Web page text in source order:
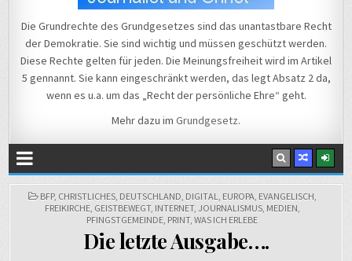
Michael Voß
Die Grundrechte des Grundgesetzes sind das unantastbare Recht
der Demokratie. Sie sind wichtig und müssen geschützt werden.
Diese Rechte gelten für jeden. Die Meinungsfreiheit wird im Artikel
5 gennannt. Sie kann eingeschränkt werden, das legt Absatz 2 da,
wenn es u.a. um das „Recht der persönliche Ehre“ geht.
Mehr dazu im Grundgesetz.
POSTED
IN
BFP, CHRISTLICHES, DEUTSCHLAND, DIGITAL, EUROPA, EVANGELISCH,
FREIKIRCHE, GEISTBEWEGT, INTERNET, JOURNALISMUS, MEDIEN,
PFINGSTGEMEINDE, PRINT, WAS ICH ERLEBE
Die letzte Ausgabe….